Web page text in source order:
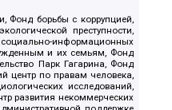
Фонд борьбы с коррупцией,
преступности,
информационных
и их семьям, Фонд
Парк Гагарина, Фонд
центр по правам человека,
исследований,
развития некоммерческих